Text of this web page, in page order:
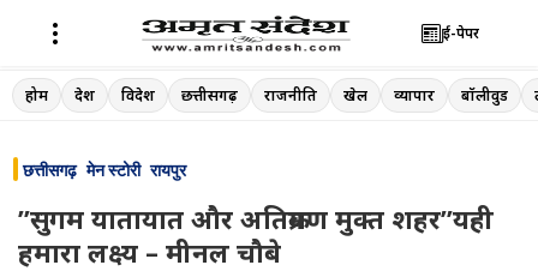
Skip
to
ई-पेपर
होम देश विदेश छत्तीसगढ़ राजनीति खेल व्यापार बॉलीवुड
छत्तीसगढ़ मेन स्टोरी रायपुर
”सुगम यातायात और अतिक्रमण मुक्त शहर”यही
हमारा लक्ष्य – मीनल चौबे